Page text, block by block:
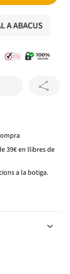
39€ en llibres de
a la botiga.